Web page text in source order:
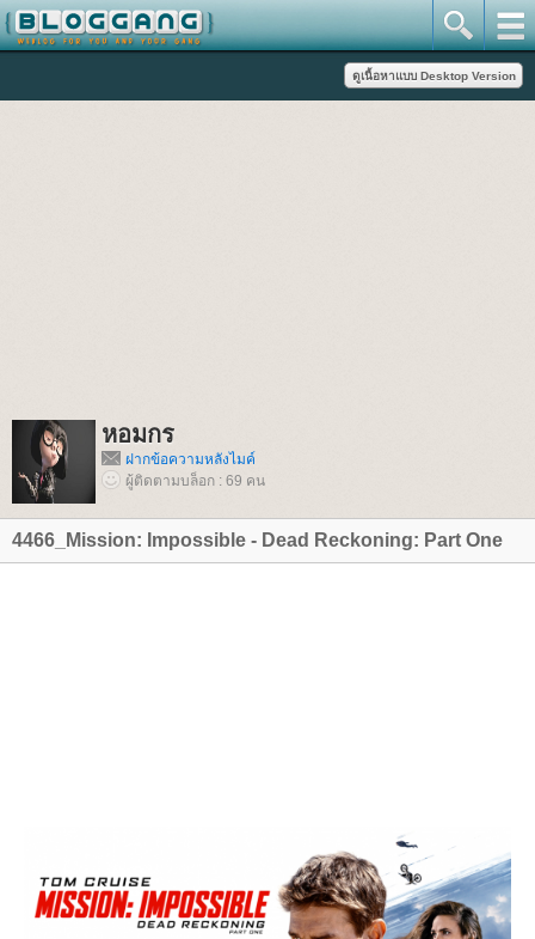
หอมกร
ฝากข้อความหลังไมค์
ผู้ติดตามบล็อก : 69 คน
4466_Mission: Impossible - Dead Reckoning: Part One